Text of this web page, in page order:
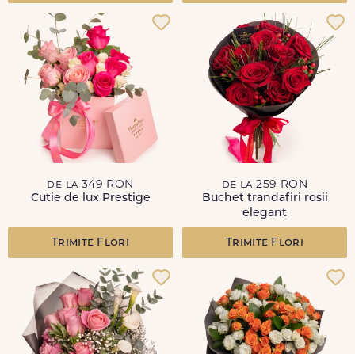
de la 349 RON
Cutie de lux Prestige
Trimite Flori
de la 259 RON
Buchet trandafiri rosii
elegant
Trimite Flori